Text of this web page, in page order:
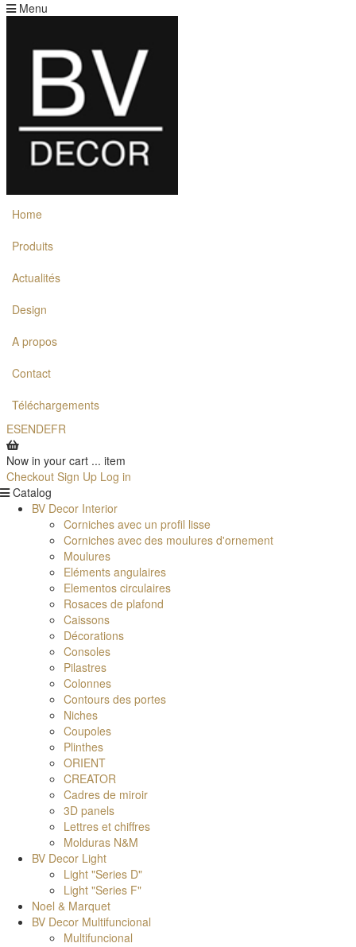
Menu
Home
Produits
Actualités
Design
A propos
Contact
Téléchargements
ESENDEFR
Now in your cart ... item
Checkout Sign Up Log in
Catalog
BV Decor Interior
Corniches avec un profil lisse
Corniches avec des moulures d'ornement
Moulures
Eléments angulaires
Elementos circulaires
Rosaces de plafond
Caissons
Décorations
Consoles
Pilastres
Colonnes
Contours des portes
Niches
Coupoles
Plinthes
ORIENT
CREATOR
Cadres de miroir
3D panels
Lettres et chiffres
Molduras N&M
BV Decor Light
Light "Series D"
Light "Series F"
Noel & Marquet
BV Decor Multifuncional
Multifuncional